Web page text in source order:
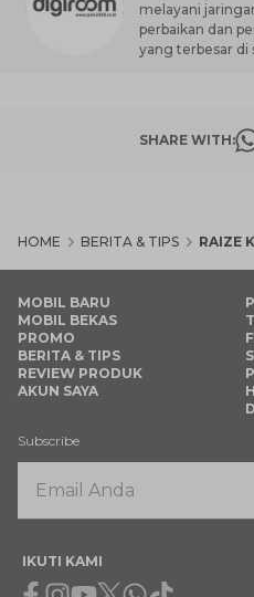
melayani
perbaikan dan
yang terbesar di
SHARE WITH:
HOME BERITA & TIPS RAIZE
MOBIL BARU
MOBIL BEKAS
PROMO
BERITA & TIPS
REVIEW PRODUK
AKUN SAYA
Subscribe
IKUTI KAMI